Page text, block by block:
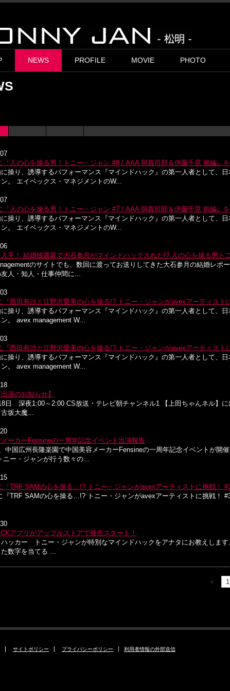
NEWS PROFILE MOVIE PHOTO
『人の心を操る男！トニー・ジャン #8 / AAA 與真司郎＆伊藤千晃 後編』を
に操り、誘導するパフォーマンス『マインドハック』の第一人者として、
。 エイベックス・マネジメントのW...
『人の心を操る男！トニー・ジャン #7 / AAA 與真司郎＆伊藤千晃 前編』を
に操り、誘導するパフォーマンス『マインドハック』の第一人者として、
。 エイベックス・マネジメントのW...
手！ 結婚披露宴で大石参月がマインドハックされた!? 人の心を操る男ト
のサイトでも、数回に渡ってお送りしてきた大石参月の結婚レ
人・知人・仕事仲間に...
『西田有沙と江野沢愛美の心を操る!? トニー・ジャンがavexアーティス
に操り、誘導するパフォーマンス『マインドハック』の第一人者として、
。 avex management W...
『西田有沙と江野沢愛美の心を操る!? トニー・ジャンがavexアーティス
に操り、誘導するパフォーマンス『マインドハック』の第一人者として、
。 avex management W...
出演のお知らせ】
日 深夜1:00～2:00 CS放送・テレビ朝チャンネル1 【上田ちゃんネル】
坂大魔...
ーカーFensineの一周年記念イベント出演報告
中国広州長隆楽園で中国美容メーカーFensineの一周年記念イベントが
ニー・ジャンが行う数々の...
『TRF SAMの心を操る…!? トニー・ジャンがavexアーティストに挑戦！
『TRF SAMの心を操る…!? トニー・ジャンがavexアーティストに挑戦！
アプリがアップルストアで発売スタート！
ハッカー トニー・ジャンが特別なマインドハックをアナタにお教えしま
数字を当てる ...
＜ 1
サイトポリシー プライバシーポリシー 利用者情報の外部送信